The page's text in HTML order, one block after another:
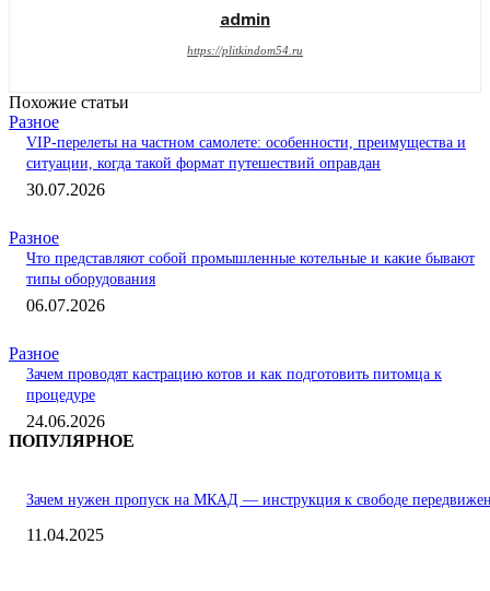
admin
https://plitkindom54.ru
Похожие статьи
Разное
VIP-перелеты на частном самолете: особенности, преимущества и
ситуации, когда такой формат путешествий оправдан
30.07.2026
Разное
Что представляют собой промышленные котельные и какие бывают
типы оборудования
06.07.2026
Разное
Зачем проводят кастрацию котов и как подготовить питомца к
процедуре
24.06.2026
ПОПУЛЯРНОЕ
Зачем нужен пропуск на МКАД — инструкция к свободе
11.04.2025